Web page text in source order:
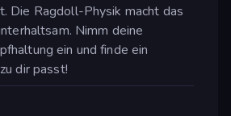
Die Ragdoll-Physik macht das
Nimm deine
ein und finde ein
dir passt!